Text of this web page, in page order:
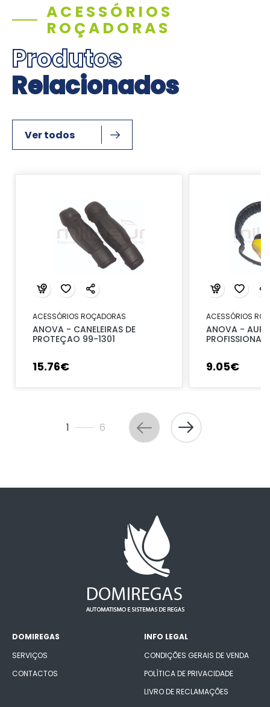
ACESSÓRIOS
ROÇADORAS
Produtos
Relacionados
Ver todos
ACESSÓRIOS ROÇADORAS
ANOVA - CANELEIRAS DE
PROTEÇAO 99-1301
15.76€
ACESSÓRIOS
ANOVA -
9.05€
1 6
DOMIREGAS
SERVIÇOS
CONTACTOS
INFO LEGAL
CONDIÇÕES GERAIS DE VENDA
POLÍTICA DE PRIVACIDADE
LIVRO DE RECLAMAÇÕES